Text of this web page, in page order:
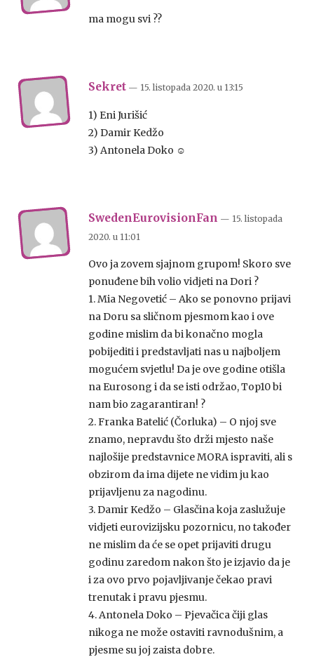
ma mogu svi ??
Sekret — 15. listopada 2020. u 13:15
1) Eni Jurišić
2) Damir Kedžo
3) Antonela Doko ☺
SwedenEurovisionFan — 15. listopada
2020. u 11:01
Ovo ja zovem sjajnom grupom! Skoro sve
ponuđene bih volio vidjeti na Dori ?
1. Mia Negovetić – Ako se ponovno prijavi
na Doru sa sličnom pjesmom kao i ove
godine mislim da bi konačno mogla
pobijediti i predstavljati nas u najboljem
mogućem svjetlu! Da je ove godine otišla
na Eurosong i da se isti održao, Top10 bi
nam bio zagarantiran! ?
2. Franka Batelić (Čorluka) – O njoj sve
znamo, nepravdu što drži mjesto naše
najlošije predstavnice MORA ispraviti, ali s
obzirom da ima dijete ne vidim ju kao
prijavljenu za nagodinu.
3. Damir Kedžo – Glasčina koja zaslužuje
vidjeti eurovizijsku pozornicu, no također
ne mislim da će se opet prijaviti drugu
godinu zaredom nakon što je izjavio da je
i za ovo prvo pojavljivanje čekao pravi
trenutak i pravu pjesmu.
4. Antonela Doko – Pjevačica čiji glas
nikoga ne može ostaviti ravnodušnim, a
pjesme su joj zaista dobre.